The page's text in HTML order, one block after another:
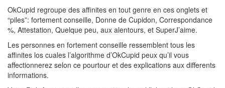
OkCupid regroupe des affinites en tout genre en ces onglets et
“piles”: fortement conseille, Donne de Cupidon, Correspondance
%, Attestation, Quelque peu, aux alentours, et SuperJ’aime.
Les personnes en fortement conseille ressemblent tous les
affinites los cuales l’algorithme d’OkCupid peux qu’il vous
affectionnerez selon ce pourtour et des explications aux differents
informations.